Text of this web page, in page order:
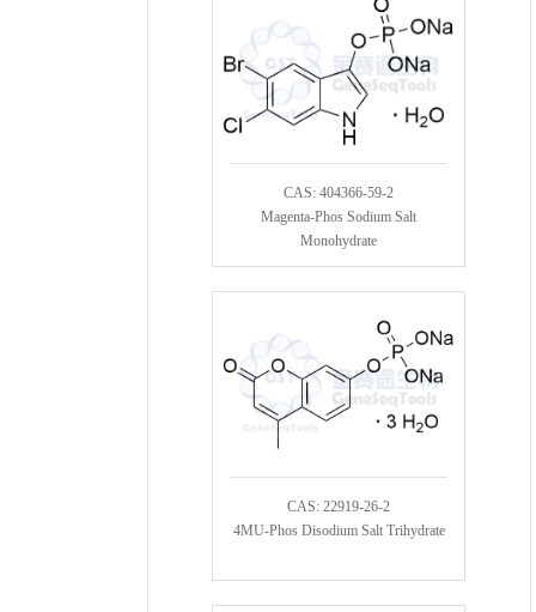
CAS: 404366-59-2
Magenta-Phos Sodium Salt
Monohydrate
CAS: 22919-26-2
4MU-Phos Disodium Salt Trihydrate